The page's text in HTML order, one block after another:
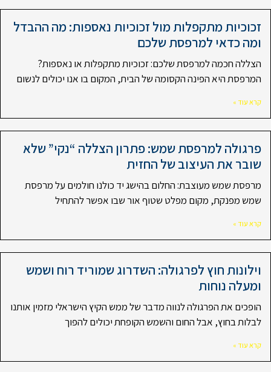
זכוכיות מתקפלות מול זכוכיות נאספות: מה ההבדל
ומה כדאי למרפסת שלכם
הצללה חכמה למרפסת שלכם: זכוכיות מתקפלות או נאספות?
המרפסת היא הפינה הקסומה של הבית, המקום בו אנו יכולים לנשום
קרא עוד »
פרגולה למרפסת שמש: פתרון הצללה “נקי” שלא
שובר את העיצוב של החזית
מרפסת שמש מעוצבת: החלום בהישג יד כולנו חולמים על מרפסת
שמש מפנקת, מקום מפלט שטוף אור שבו אפשר להתחיל
קרא עוד »
וילונות חוץ לפרגולה: השדרוג שמוריד רוח ושמש
ומעלה נוחות
הופכים את הפרגולה לנווה מדבר של ממש הקיץ הישראלי מזמין אותנו
לבלות בחוץ, אבל החום והשמש הקופחת יכולים להפוך
קרא עוד »